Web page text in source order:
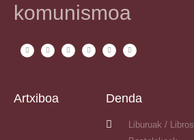
komunismoa
Artxiboa Denda
Liburuak / Libros